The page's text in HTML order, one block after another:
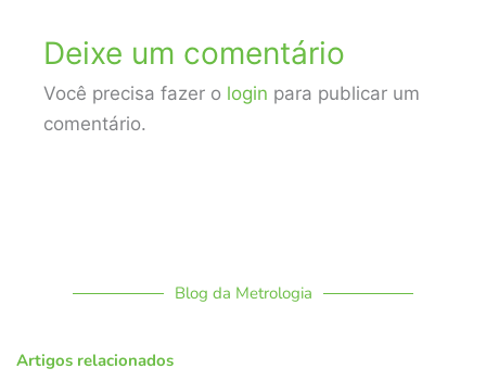
Deixe um comentário
Você precisa fazer o login para publicar um
comentário.
Blog da Metrologia
Artigos relacionados